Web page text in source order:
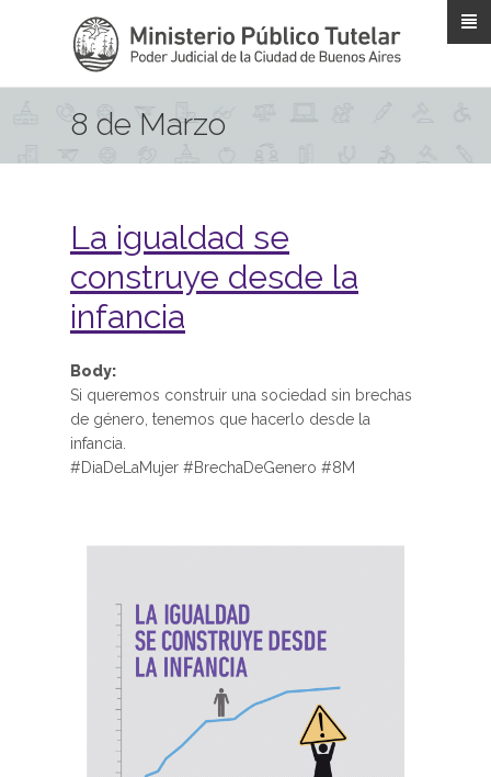
8 de Marzo
La igualdad se
construye desde la
infancia
Body:
Si queremos construir una sociedad sin brechas
de género, tenemos que hacerlo desde la
infancia.
#DiaDeLaMujer #BrechaDeGenero #8M